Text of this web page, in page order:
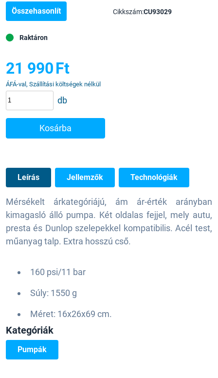
Összehasonlít
21 990Ft
ÁFÁ-val, Szállítási költségek nélkül
Raktáron
db
Kosárba
Leírás Jellemzők Technológiák
Mérsékelt árkategóriájú, ám ár-érték arányban
kimagasló álló pumpa. Két oldalas fejjel, mely autu,
presta és Dunlop szelepekkel kompatibilis. Acél test,
műanyag talp. Extra hosszú cső.
160 psi/11 bar
Súly: 1550 g
Méret: 16x26x69 cm.
Cikkszám:CU93029
Kategóriák
Pumpák